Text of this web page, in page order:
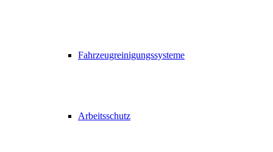
Fahrzeugreinigungssysteme
Arbeitsschutz